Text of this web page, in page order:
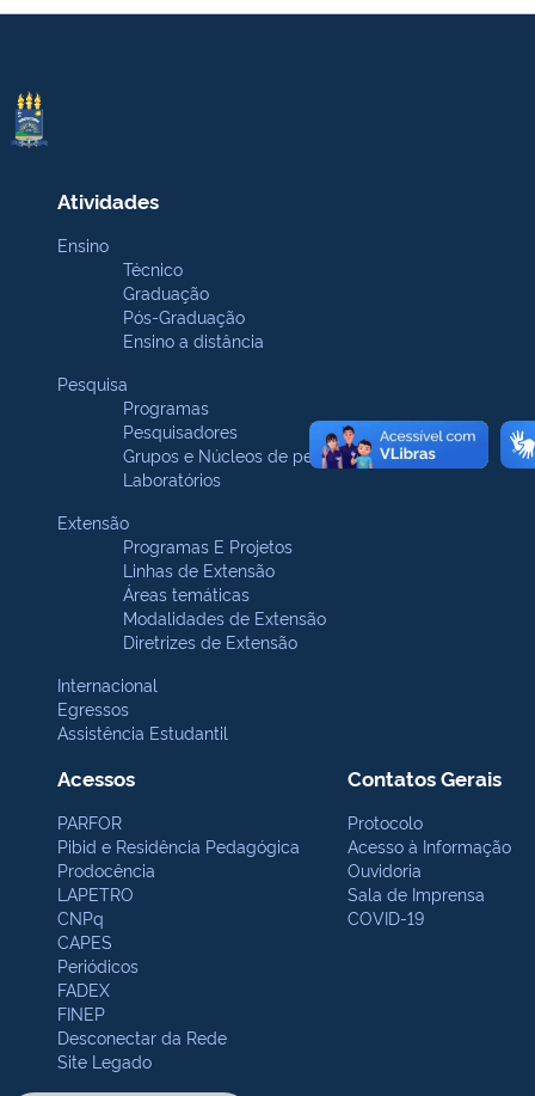
Atividades
Ensino
Técnico
Graduação
Pós-Graduação
Ensino a distância
Pesquisa
Programas
Pesquisadores
Grupos e Núcleos de pesquisa
Laboratórios
Extensão
Programas E Projetos
Linhas de Extensão
Áreas temáticas
Modalidades de Extensão
Diretrizes de Extensão
Internacional
Egressos
Assistência Estudantil
Acessos
PARFOR
Pibid e Residência Pedagógica
Prodocência
LAPETRO
CNPq
CAPES
Periódicos
FADEX
FINEP
Desconectar da Rede
Site Legado
Contatos Gerais
Protocolo
Acesso à Informação
Ouvidoria
Sala de Imprensa
COVID-19